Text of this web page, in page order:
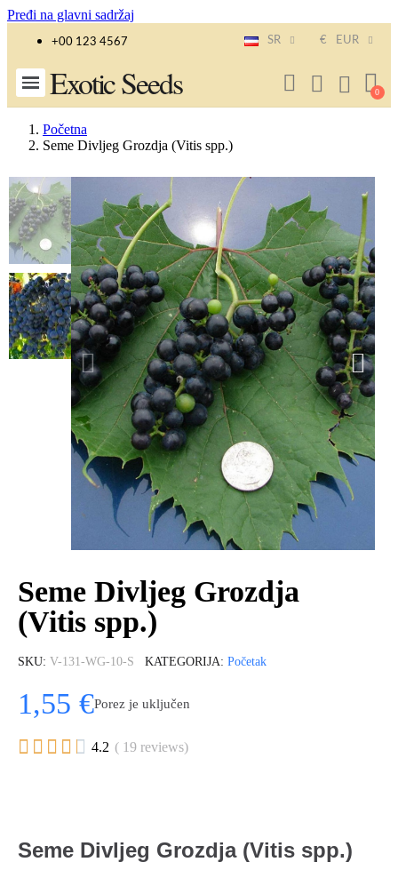
Pređi na glavni sadržaj
+00 123 4567 SR € EUR
Exotic Seeds
Početna
Seme Divljeg Grozdja (Vitis spp.)
Seme Divljeg Grozdja
(Vitis spp.)
SKU V-131-WG-10-S KATEGORIJA Početak
1,55 €Porez je uključen
     4.2 ( 19 reviews)
Seme Divljeg Grozdja (Vitis spp.)